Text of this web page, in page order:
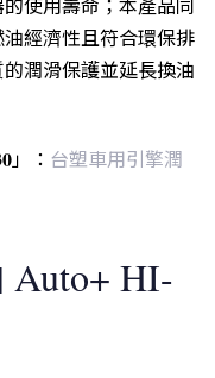
使用壽命；本產品同
經濟性且符合環保排
潤滑保護並延長換油
」： 台塑車用引擎潤
Auto+ HI-